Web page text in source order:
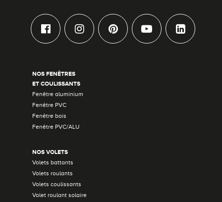
NOS FENÊTRES
ET COULISSANTS
Fenêtre aluminium
Fenêtre PVC
Fenêtre bois
Fenêtre PVC/ALU
NOS VOLETS
Volets battants
Volets roulants
Volets coulissants
Volet roulant solaire